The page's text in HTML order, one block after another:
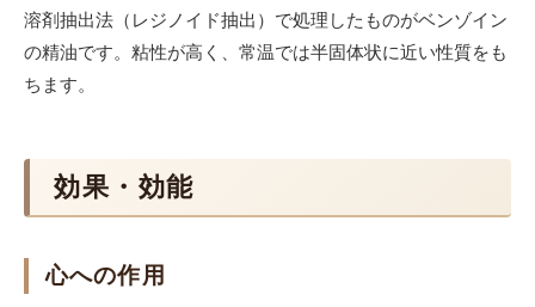
溶剤抽出法（レジノイド抽出）で処理したものがベンゾイン
の精油です。粘性が高く、常温では半固体状に近い性質をも
ちます。
効果・効能
心への作用